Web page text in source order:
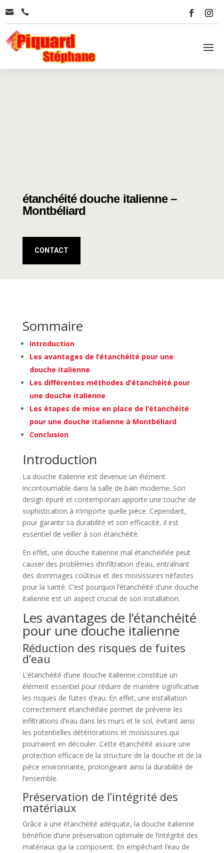
 
étanchéité douche italienne –
Montbéliard
CONTACT
Sommaire
Introduction
Les avantages de l’étanchéité pour une
douche italienne
Les différentes méthodes d’étanchéité pour
une douche italienne
Les étapes de mise en place de l’étanchéité
pour une douche italienne à Montbéliard
Conclusion
Introduction
La douche italienne est devenue un élément
incontournable dans la salle de bain moderne. Son
design épuré et contemporain apporte une touche de
sophistication à n’importe quelle pièce. Cependant,
pour garantir sa durabilité et son efficacité, il est
essentiel de veiller à son étanchéité.
En effet, une douche italienne mal étanchéifiée peut
causer des problèmes d’infiltration d’eau, entraînant
des dommages coûteux et des moisissures néfastes
pour la santé. C’est pourquoi l’étanchéité d’une douche
italienne est un aspect crucial de son installation.
Les avantages de l’étanchéité
pour une douche italienne
Réduction des risques de fuites
d’eau
L’étanchéité d’une douche italienne constitue un
élément essentiel pour réduire de manière significative
les risques de fuites d’eau. En effet, une installation
correctement étanchéifiée permet de prévenir les
infiltrations d’eau dans les murs et le sol, évitant ainsi
les potentielles détériorations et moisissures qui
pourraient en découler. Cette étanchéité assure une
protection efficace de la structure de la douche et de la
pièce environnante, prolongeant ainsi la durabilité de
l’ensemble.
Préservation de l’intégrité des
matériaux
Grâce à une étanchéité adéquate, la douche italienne
bénéficie d’une préservation optimale de l’intégrité des
matériaux qui la composent. En empêchant l’eau de